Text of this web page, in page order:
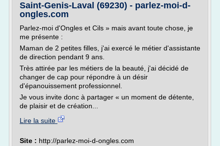
Saint-Genis-Laval (69230) - parlez-moi-d-
ongles.com
Parlez-moi d'Ongles et Cils » mais avant toute chose, je
me présente :
Maman de 2 petites filles, j'ai exercé le métier d'assistante
de direction pendant 9 ans.
Très attirée par les métiers de la beauté, j'ai décidé de
changer de cap pour répondre à un désir
d'épanouissement professionnel.
Je vous invite donc à partager « un moment de détente,
de plaisir et de création...
Lire la suite
Site : http://parlez-moi-d-ongles.com